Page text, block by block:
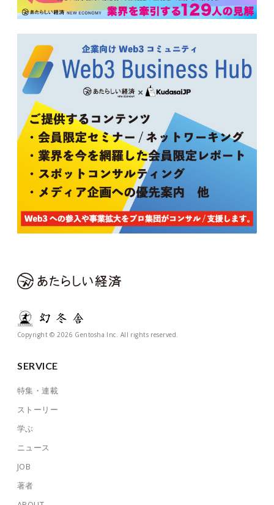
Copyright © 2026 Gentosha Inc. All rights reserved.
SERVICE
特集・連載
ストーリー
学ぶ
ニュース
JOB
著者